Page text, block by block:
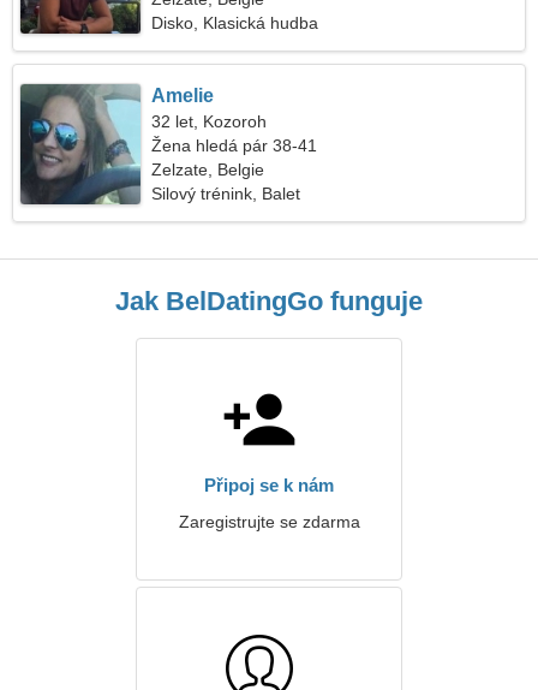
Disko, Klasická hudba
Amelie
32 let, Kozoroh
Žena hledá pár 38-41
Zelzate, Belgie
Silový trénink, Balet
Jak BelDatingGo funguje
Připoj se k nám
Zaregistrujte se zdarma